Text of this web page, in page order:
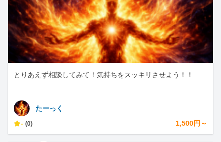
とりあえず相談してみて！気持ちをスッキリさせよう！！
たーっく
- (0) 1,500円～